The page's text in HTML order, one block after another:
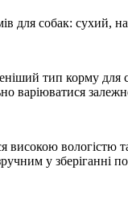
для собак: сухий,
тип корму для
варіюватися
високою
у зберіганні